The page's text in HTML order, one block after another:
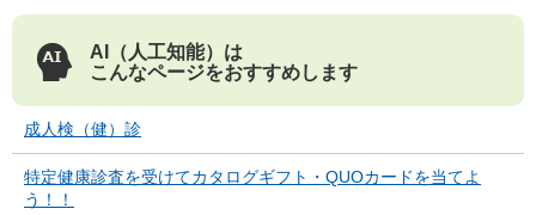
AI（人工知能）は
こんなページをおすすめします
成人検（健）診
特定健康診査を受けてカタログギフト・QUOカードを当てよ
う！！